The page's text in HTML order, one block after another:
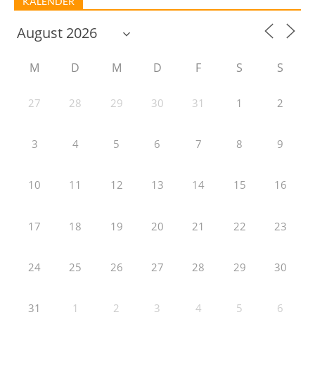
M D M D F S S
27 28 29 30 31 1 2
3 4 5 6 7 8 9
10 11 12 13 14 15 16
17 18 19 20 21 22 23
24 25 26 27 28 29 30
31 1 2 3 4 5 6